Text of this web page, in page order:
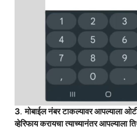
3.मोबाईल नंबर टाकल्यावर आपल्याला
व्हेरिफाय करायचा त्याच्यानंतर आपल्याला